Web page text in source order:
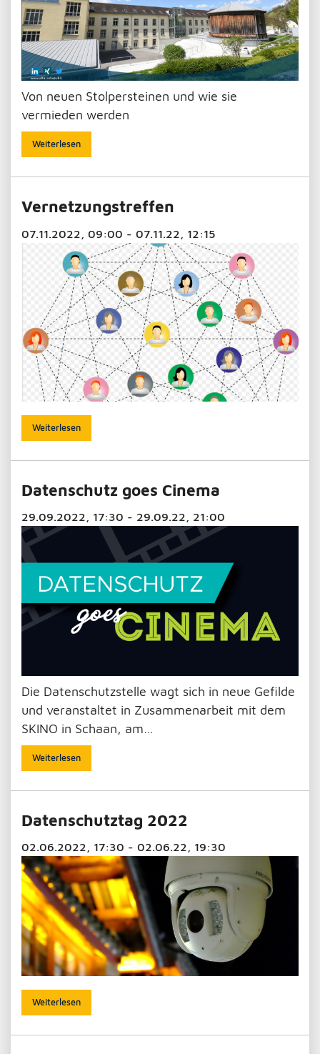
Von neuen Stolpersteinen und wie sie
vermieden werden
Weiterlesen
Vernetzungstreffen
07.11.2022, 09:00 - 07.11.22, 12:15
Weiterlesen
Datenschutz goes Cinema
29.09.2022, 17:30 - 29.09.22, 21:00
Die Datenschutzstelle wagt sich in neue Gefilde
und veranstaltet in Zusammenarbeit mit dem
SKINO in Schaan, am…
Weiterlesen
Datenschutztag 2022
02.06.2022, 17:30 - 02.06.22, 19:30
Weiterlesen